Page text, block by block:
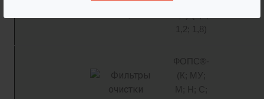
1,2; 1,8)
ФОПС®-
(К; МУ;
М; Н; С;